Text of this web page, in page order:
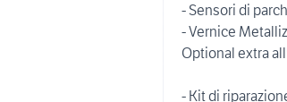
- Sensori di
- Vernice
Optional extra
- Kit di